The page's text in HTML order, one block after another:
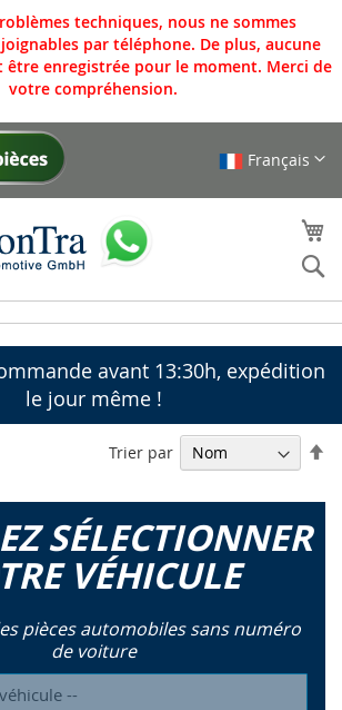
techniques, nous ne sommes
par téléphone. De plus, aucune
être enregistrée pour le moment. Merci de
votre compréhension.
Français
avant 13:30h, expédition
le jour même !
SÉLECTIONNER
VÉHICULE
pièces automobiles sans numéro
de voiture
Trier par